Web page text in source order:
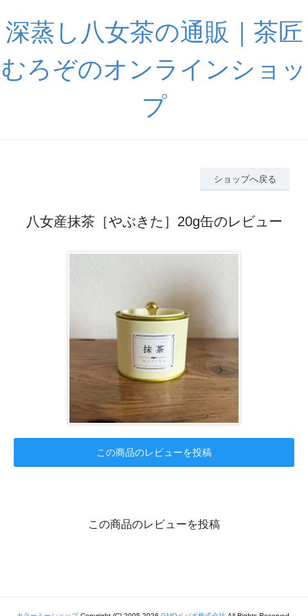
深蒸し八女茶の通販｜茶匠
むろぞのオンラインショッ
プ
ショップへ戻る
八女産抹茶［やぶきた］20g缶のレビュー
この商品のレビューを投稿
この商品のレビューを投稿